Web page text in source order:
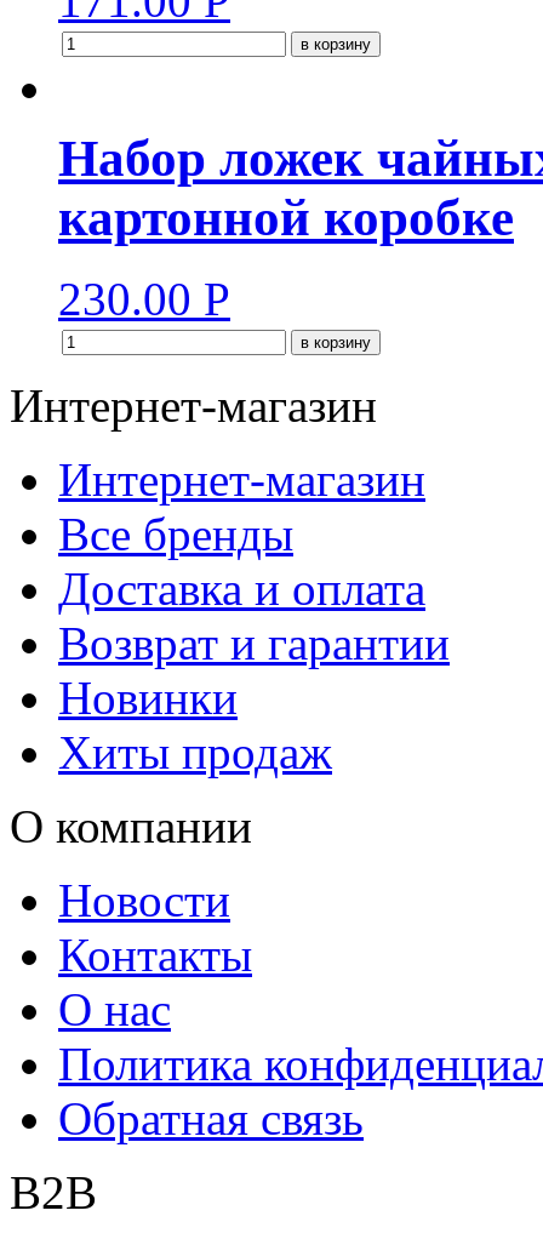
в корзину
Набор ложек
картонной коробке
230.00 Р
в корзину
Интернет-магазин
Интернет-магазин
Все бренды
Доставка и оплата
Возврат и гарантии
Новинки
Хиты продаж
О компании
Новости
Контакты
О нас
Политика
Обратная связь
B2B